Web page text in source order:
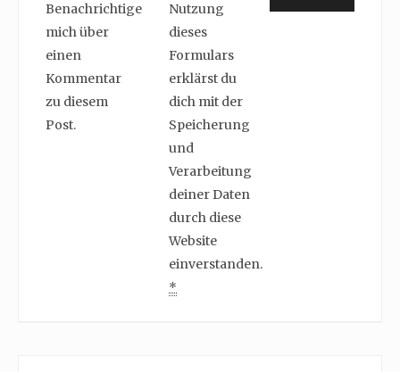
Benachrichtige
mich über
einen
Kommentar
zu diesem
Post.
Nutzung
dieses
Formulars
erklärst du
dich mit der
Speicherung
und
Verarbeitung
deiner Daten
durch diese
Website
einverstanden.
*